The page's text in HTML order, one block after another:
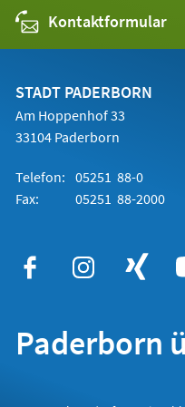
Kontaktformular
STADT PADERBORN
Am Hoppenhof 33
33104 Paderborn
Telefon: 05251 88-0
Fax:
05251 88-2000
Paderborn